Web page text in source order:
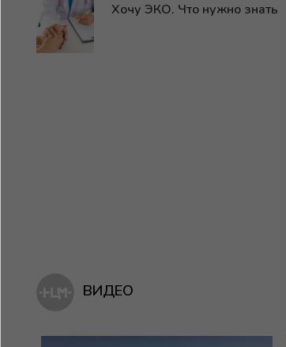
Хочу ЭКО. Что нужно знать
ВИДЕО